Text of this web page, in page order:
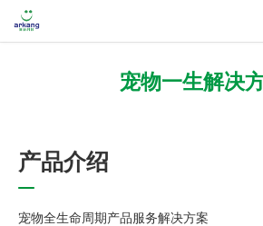
宠物一生解决
产品介绍
宠物全生命周期产品服务解决方案